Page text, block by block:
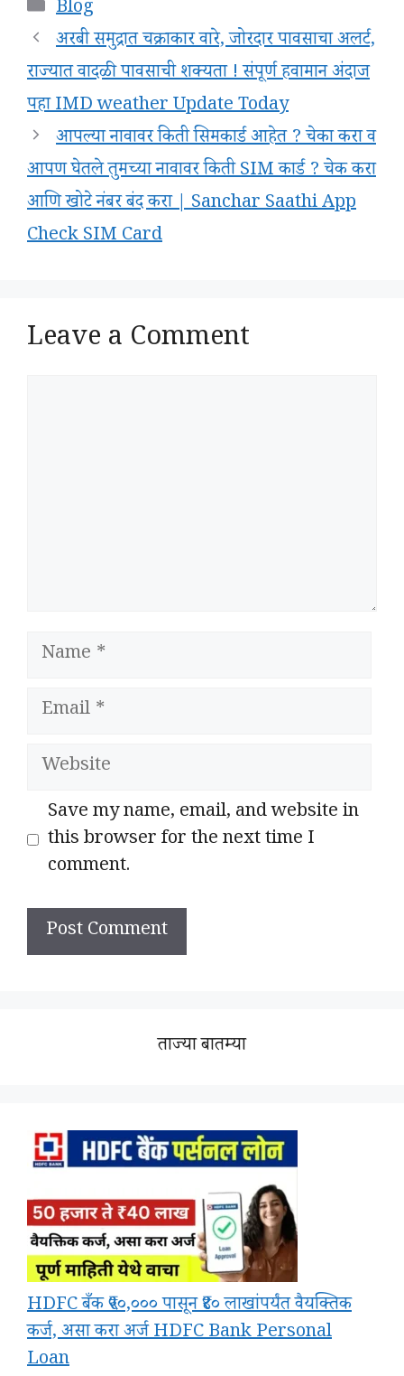
Blog
अरबी समुद्रात चक्राकार वारे, जोरदार पावसाचा अलर्ट,
राज्यात वादळी पावसाची शक्यता ! संपूर्ण हवामान अंदाज
पहा IMD weather Update Today
आपल्या नावावर किती सिमकार्ड आहेत ? चेका करा व
आपण घेतले तुमच्या नावावर किती SIM कार्ड ? चेक करा
आणि खोटे नंबर बंद करा | Sanchar Saathi App
Check SIM Card
Leave a Comment
Name
Email
Website
Save my name, email, and website in
this browser for the next time I
comment.
ताज्या बातम्या
HDFC बँक ₹५०,००० पासून ₹४० लाखांपर्यंत वैयक्तिक
कर्ज, असा करा अर्ज HDFC Bank Personal
Loan